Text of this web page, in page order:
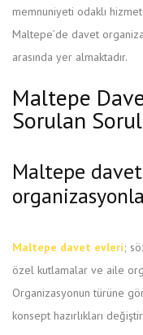
memnuniyeti odaklı
Maltepe’de davet
arasında yer almaktadır.
Maltepe
Sorulan
Maltepe
Maltepe davet evleri;
özel kutlamalar ve aile
Organizasyonun türüne
konsept hazırlıkları